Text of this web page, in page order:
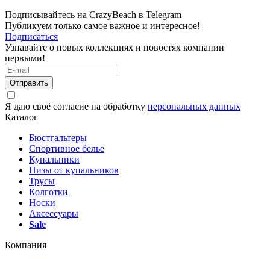
Подписывайтесь на CrazyBeach в Telegram
Публикуем только самое важное и интересное!
Подписаться
Узнавайте о новых коллекциях и новостях компании
первыми!
Отправить
Я даю своё согласие на обработку персональных данных
Каталог
Бюстгальтеры
Спортивное белье
Купальники
Низы от купальников
Трусы
Колготки
Носки
Аксессуары
Sale
Компания